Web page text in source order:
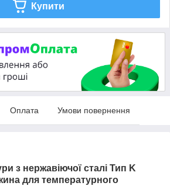
Купити
Оплата Умови повернення
з нержавіючої сталі Тип K
для температурного